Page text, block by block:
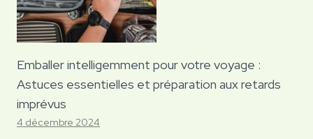
Emballer intelligemment pour votre voyage :
Astuces essentielles et préparation aux retards
imprévus
4 décembre 2024